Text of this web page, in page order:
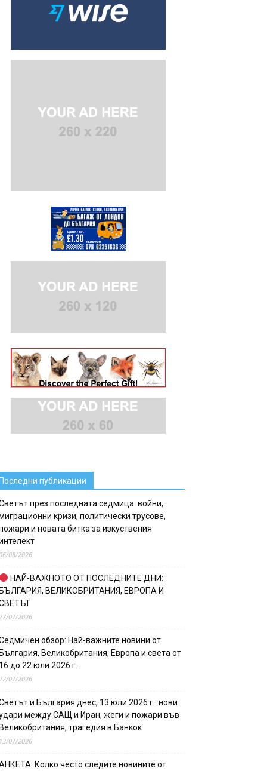
публикации
през последната седмица: войни,
кризи, политически трусове,
и новата битка за изкуствения
08/2026
НАЙ-ВАЖНОТО ОТ ПОСЛЕДНИТЕ ДНИ:
ВЕЛИКОБРИТАНИЯ, ЕВРОПА И
07/2026
обзор: Най-важните новини от
Великобритания, Европа и света от
до 22 юли 2026 г.
07/2026
и България днес, 13 юли 2026 г.: нови
между САЩ и Иран, жеги и пожари във
трагедия в Банкок
07/2026
Колко често следите новините от